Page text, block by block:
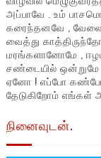
அப்பாவே . உம்
கரைந்தனவே ,
வைத்து
மரங்களானோமே ,
சண்டையில் ஒன்றுமே
ஏனோ ! எப்போ
தேடுகிறோம் எங்கள்
நினைவுடன்.